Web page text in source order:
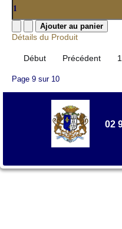
Détails du Produit
Début Précédent 1
Page 9 sur 10
02